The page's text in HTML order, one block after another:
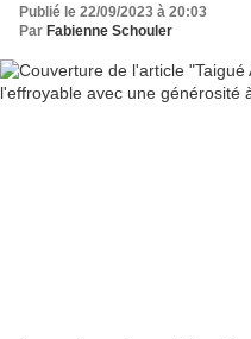
Publié le 22/09/2023 à 20:03
Par Fabienne Schouler